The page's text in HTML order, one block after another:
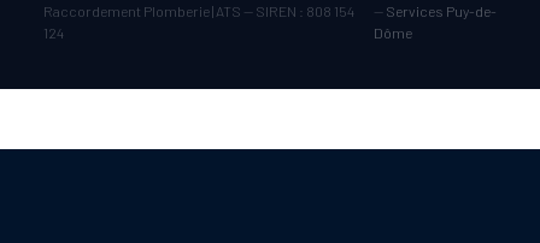
Raccordement Plomberie | ATS — SIREN : 808 154
124
— Services Puy-de-
Dôme